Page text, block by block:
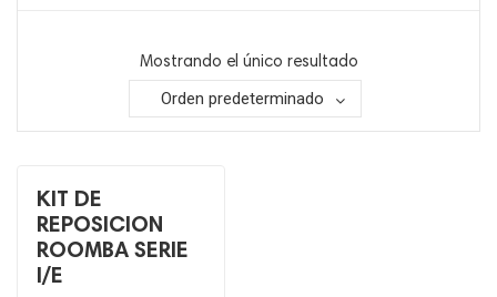
Mostrando el único resultado
Orden predeterminado
KIT DE
REPOSICION
ROOMBA SERIE
I/E